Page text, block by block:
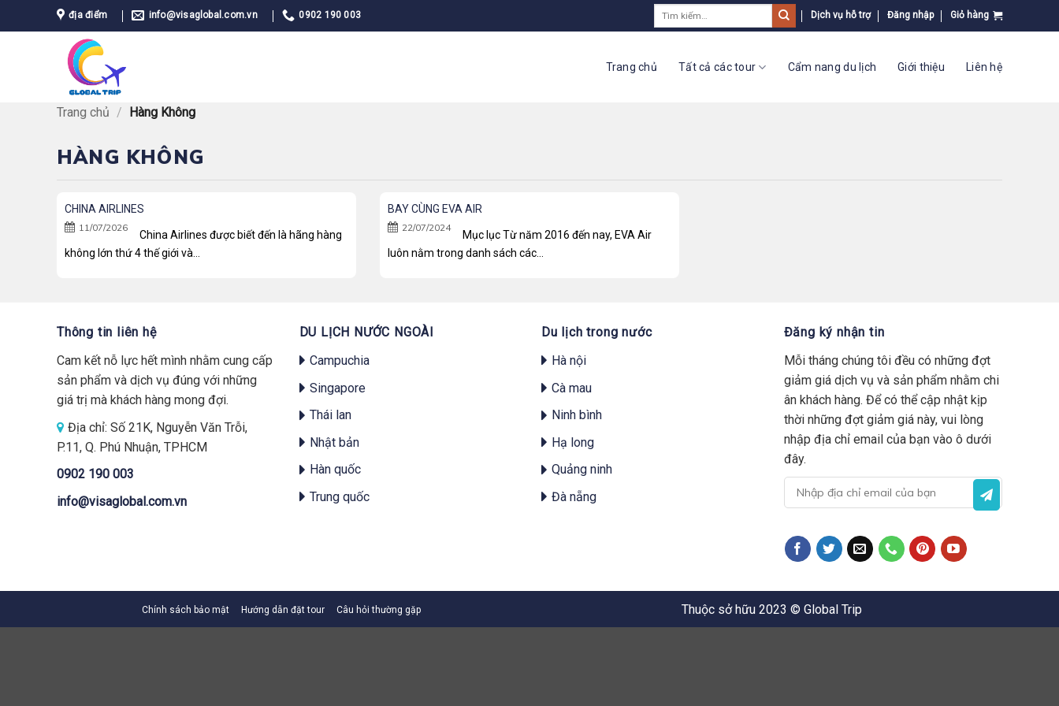
qua
địa điểm info@visaglobal.com.vn 0902 190 003 Dịch vụ hỗ trợ Đăng nhập Giỏ hàng
Trang chủ Tất cả các tour Cẩm nang du lịch Giới thiệu Liên hệ
Trang chủ / Hàng Không
HÀNG KHÔNG
CHINA AIRLINES
11/07/2026
China Airlines được biết đến là hãng hàng
không lớn thứ 4 thế giới và...
BAY CÙNG EVA AIR
22/07/2024
Mục lục Từ năm 2016 đến nay, EVA Air
luôn nằm trong danh sách các...
Thông tin liên hệ
Cam kết nỗ lực hết mình nhằm cung cấp
sản phẩm và dịch vụ đúng với những
giá trị mà khách hàng mong đợi.
Địa chỉ: Số 21K, Nguyễn Văn Trỗi,
P.11, Q. Phú Nhuận, TPHCM
0902 190 003
info@visaglobal.com.vn
DU LỊCH NƯỚC NGOÀI
Campuchia
Singapore
Thái lan
Nhật bản
Hàn quốc
Trung quốc
Du lịch trong nước
Hà nội
Cà mau
Ninh bình
Hạ long
Quảng ninh
Đà nẵng
Đăng ký nhận tin
Mỗi tháng chúng tôi đều có những đợt
giảm giá dịch vụ và sản phẩm nhằm chi
ân khách hàng. Để có thể cập nhật kịp
thời những đợt giảm giá này, vui lòng
nhập địa chỉ email của bạn vào ô dưới
đây.
Chính sách bảo mật Hướng dẫn đặt tour Câu hỏi thường gặp Thuộc sở hữu 2023 © Global Trip